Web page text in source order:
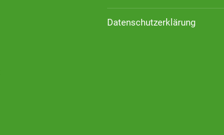
Datenschutzerklärung